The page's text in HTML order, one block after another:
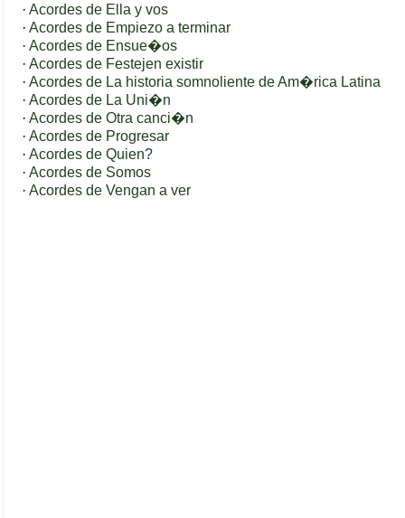
· Acordes de Ella y vos
· Acordes de Empiezo a terminar
· Acordes de Ensue�os
· Acordes de Festejen existir
· Acordes de La historia somnoliente de Am�rica Latina
· Acordes de La Uni�n
· Acordes de Otra canci�n
· Acordes de Progresar
· Acordes de Quien?
· Acordes de Somos
· Acordes de Vengan a ver